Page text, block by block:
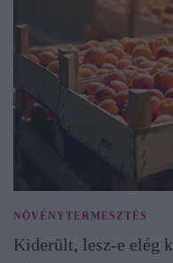
NÖVÉNYTERMESZTÉS
Kiderült, lesz-e elég